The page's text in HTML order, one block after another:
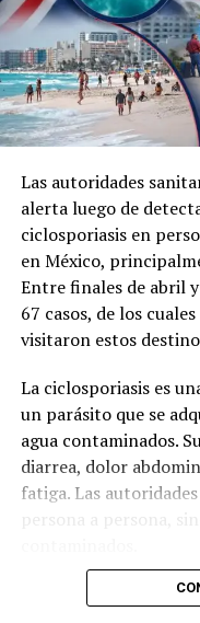
Las autoridades
alerta luego de
ciclosporiasis en
en México,
Entre finales de abril
67 casos, de los
visitaron estos
La ciclosporiasis es
un parásito que se
agua contaminados.
diarrea, dolor
fatiga. Las
persona a persona,
Ante el incremento